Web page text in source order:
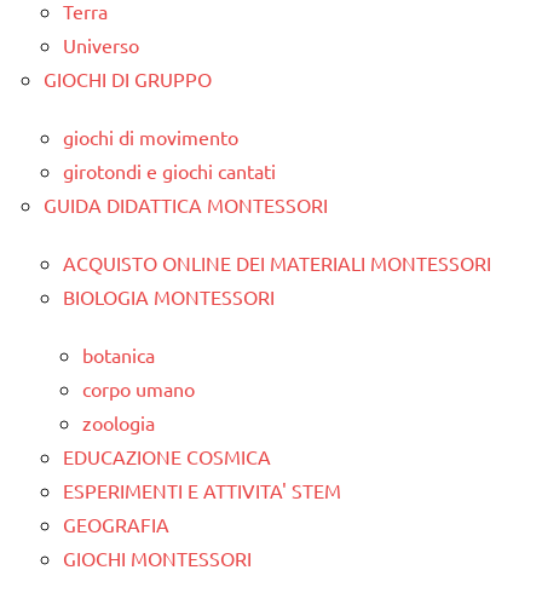
Terra
Universo
GIOCHI DI GRUPPO
giochi di movimento
girotondi e giochi cantati
GUIDA DIDATTICA MONTESSORI
ACQUISTO ONLINE DEI MATERIALI MONTESSORI
BIOLOGIA MONTESSORI
botanica
corpo umano
zoologia
EDUCAZIONE COSMICA
ESPERIMENTI E ATTIVITA' STEM
GEOGRAFIA
GIOCHI MONTESSORI